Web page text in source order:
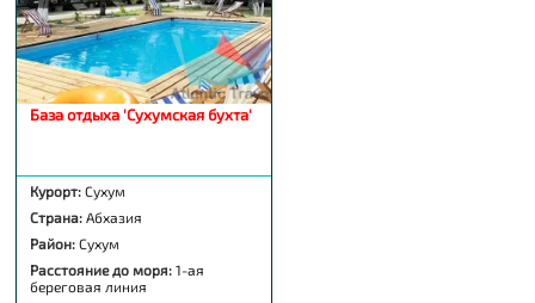
База отдыха 'Сухумская бухта'
Курорт: Сухум
Страна: Абхазия
Район: Сухум
Расстояние до моря: 1-ая
береговая линия